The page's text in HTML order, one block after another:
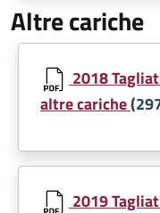
Altre cariche
Document
2018
altre cariche
Document
2019